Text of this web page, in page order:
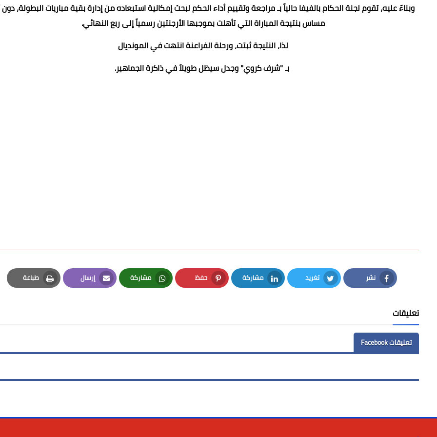
وبناءً عليه، تقوم لجنة الحكام بالفيفا حالياً بـ مراجعة وتقييم أداء الحكم لبحث إمكانية استبعاده من إدارة بقية مباريات البطولة،
مساس بنتيجة المباراة التي تأهلت بموجبها الأرجنتين رسمياً إلى ربع النهائي.
​لذا، النتيجة ثبتت، ورحلة الفراعنة انتهت في المونديال
بـ "شرف كروي" وجدل سيظل طويلاً في ذاكرة الجماهير.
نشر
Facebook
تغريد
Twitter
مشاركة
LinkedIn
حفظ
Pinterest
مشاركة
Whatsapp
إرسال
Email
طباعة
Print
تعليقات
تعليقات Facebook